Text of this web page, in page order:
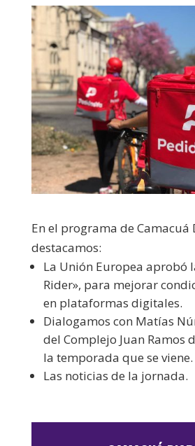
En el programa de Camacuá
destacamos:
La Unión Europea aprobó
Rider», para mejorar
en plataformas digitales.
Dialogamos con Matías
del Complejo Juan Ramos
la temporada que se viene.
Las noticias de la jornada.